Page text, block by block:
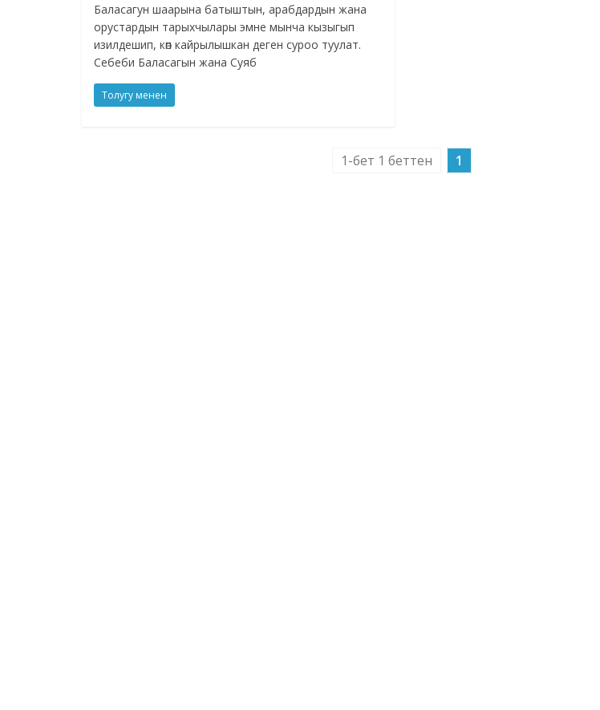
Баласагун шаарына батыштын, арабдардын жана
орустардын тарыхчылары эмне мынча кызыгып
изилдешип, көп кайрылышкан деген суроо туулат.
Себеби Баласагын жана Суяб
Толугу менен
1-бет 1 беттен 1